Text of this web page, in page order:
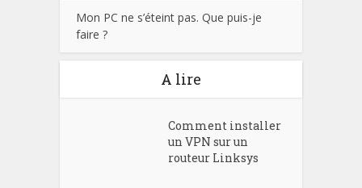
Mon PC ne s’éteint pas. Que puis-je
faire ?
A lire
Comment installer
un VPN sur un
routeur Linksys